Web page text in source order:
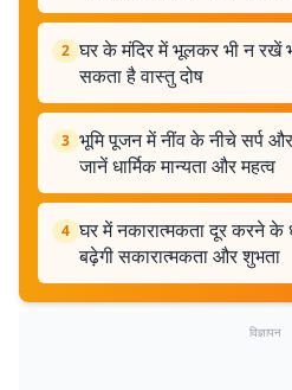
2 घर के मंदिर में भूलकर भी न रखें
सकता है वास्तु दोष
3 भूमि पूजन में नींव के नीचे सर्प
जानें धार्मिक मान्यता और महत्व
4 घर में नकारात्मकता दूर करने के
बढ़ेगी सकारात्मकता और शुभता
विज्ञापन